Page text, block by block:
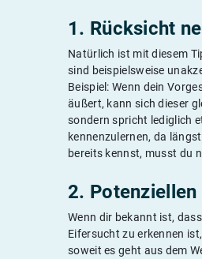
1. Rücksicht
Natürlich ist mit diesem
sind beispielsweise
Beispiel: Wenn dein
äußert, kann sich dieser
sondern spricht lediglich
kennenzulernen, da
bereits kennst, musst du
2.
Wenn dir bekannt ist,
Eifersucht zu erkennen
soweit es geht aus dem